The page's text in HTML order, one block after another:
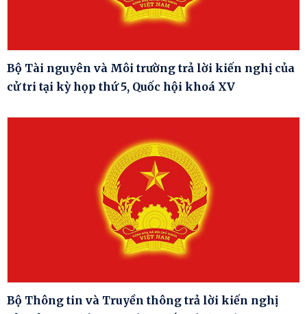
Bộ Tài nguyên và Môi trường trả lời kiến nghị của
cử tri tại kỳ họp thứ 5, Quốc hội khoá XV
Bộ Thông tin và Truyền thông trả lời kiến nghị